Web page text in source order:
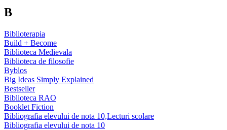
B
Biblioterapia
Build + Become
Biblioteca Medievala
Biblioteca de filosofie
Byblos
Big Ideas Simply Explained
Bestseller
Biblioteca RAO
Booklet Fiction
Bibliografia elevului de nota 10,Lecturi scolare
Bibliografia elevului de nota 10